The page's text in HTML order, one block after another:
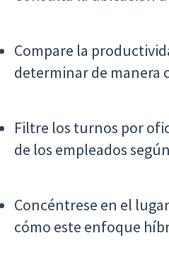
Compare la
determinar de manera
Filtre los turnos por
de los empleados
Concéntrese en el
cómo este enfoque